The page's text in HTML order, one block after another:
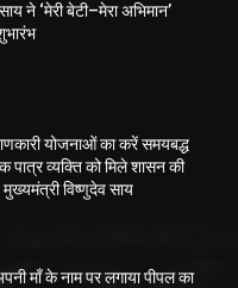
ने ‘मेरी बेटी–मेरा अभिमान’
योजनाओं का करें समयबद्ध
पात्र व्यक्ति को मिले शासन की
विष्णुदेव साय
माँ के नाम पर लगाया पीपल का